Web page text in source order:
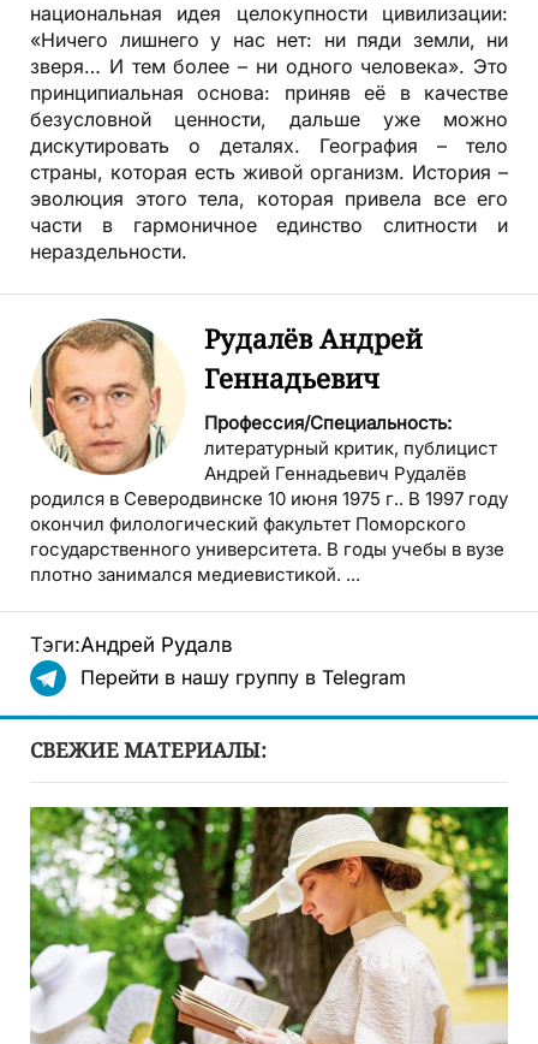
национальная идея целокупности цивилизации:
«Ничего лишнего у нас нет: ни пяди земли, ни
зверя… И тем более – ни одного человека». Это
принципиальная основа: приняв её в качестве
безусловной ценности, дальше уже можно
дискутировать о деталях. География – тело
страны, которая есть живой организм. История –
эволюция этого тела, которая привела все его
части в гармоничное единство слитности и
нераздельности.
Рудалёв Андрей
Геннадьевич
Профессия/Специальность:
литературный критик, публицист
Андрей Геннадьевич Рудалёв
родился в Северодвинске 10 июня 1975 г.. В 1997 году
окончил филологический факультет Поморского
государственного университета. В годы учебы в вузе
плотно занимался медиевистикой. ...
Тэги:Андрей Рудалв
Перейти в нашу группу в Telegram
СВЕЖИЕ МАТЕРИАЛЫ: